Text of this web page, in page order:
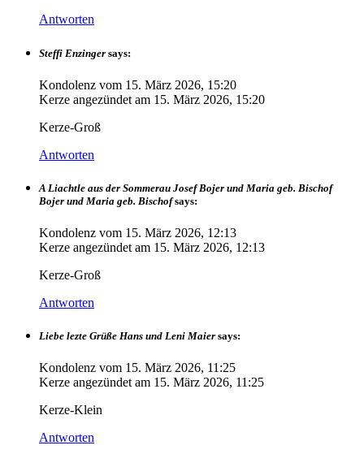
Antworten
Steffi Enzinger says:
Kondolenz vom 15. März 2026, 15:20
Kerze angezündet am 15. März 2026, 15:20
Kerze-Groß
Antworten
A Liachtle aus der Sommerau Josef Bojer und Maria geb. Bischof
Bojer und Maria geb. Bischof says:
Kondolenz vom 15. März 2026, 12:13
Kerze angezündet am 15. März 2026, 12:13
Kerze-Groß
Antworten
Liebe lezte Grüße Hans und Leni Maier says:
Kondolenz vom 15. März 2026, 11:25
Kerze angezündet am 15. März 2026, 11:25
Kerze-Klein
Antworten